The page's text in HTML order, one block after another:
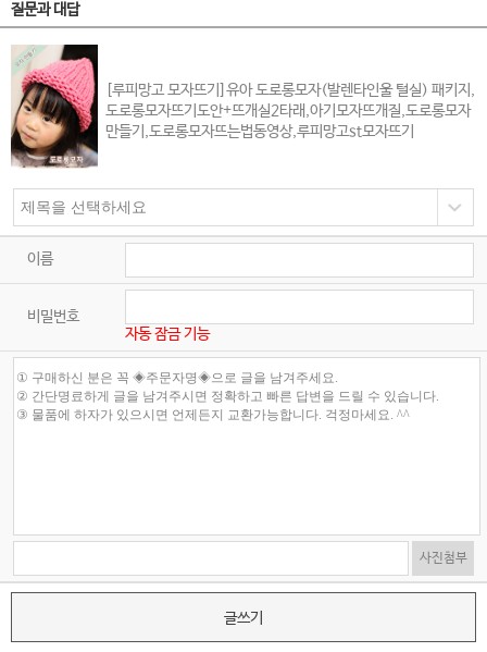
질문과 대답
[루피망고 모자뜨기]유아 도로롱모자(발렌타인울 털실) 패키지,
도로롱모자뜨기도안+뜨개실2타래,아기모자뜨개질,도로롱모자
만들기,도로롱모자뜨는법동영상,루피망고st모자뜨기
이름
비밀번호
자동 잠금 기능
사진첨부
글쓰기